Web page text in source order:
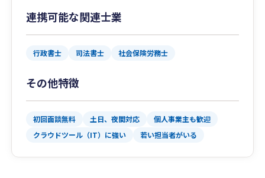
連携可能な関連士業
行政書士 司法書士 社会保険労務士
その他特徴
初回面談無料 土日、夜間対応
個人事業主も歓迎
クラウドツール（IT）に強い
若い担当者がいる